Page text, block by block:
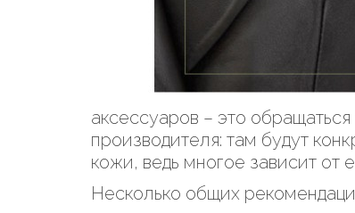
аксессуаров – это
производителя: там будут
кожи, ведь многое зависит от
Несколько общих